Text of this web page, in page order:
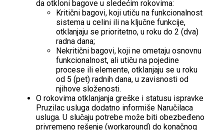
da otkloni bagove u sledećim rokovima:
Kritični bagovi, koji utiču na funkcionalnost
sistema u celini ili na ključne funkcije,
otklanjaju se prioritetno, u roku do 2 (dva)
radna dana;
Nekritični bagovi, koji ne ometaju osnovnu
funkcionalnost, ali utiču na pojedine
procese ili elemente, otklanjaju se u roku
od 5 (pet) radnih dana, u zavisnosti od
njihove složenosti.
O rokovima otklanjanja greške i statusu ispravke
Pruzilac usluga dodatno informiše Naručilaca
usluga. U slučaju potrebe može biti obezbeđeno
privremeno rešenje (workaround) do konačnog